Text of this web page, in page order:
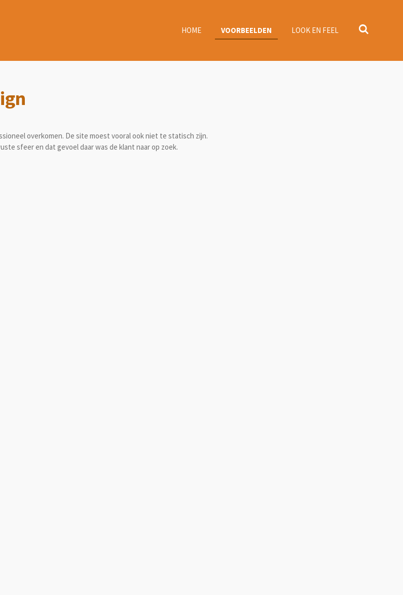
HOME VOORBEELDEN LOOK EN FEEL
overkomen. De site moest vooral ook niet te statisch zijn.
sfeer en dat gevoel daar was de klant naar op zoek.